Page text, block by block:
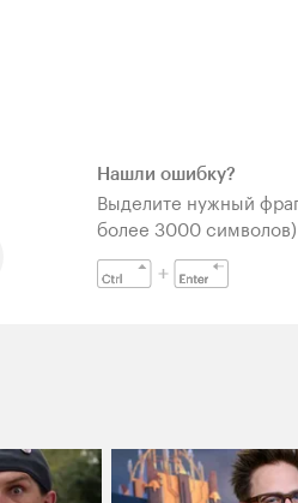
Нашли ошибку?
Выделите нужный
более 3000